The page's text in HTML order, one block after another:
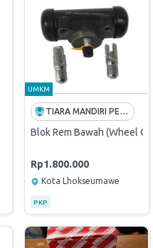
UMKM
TIARA MANDIRI PERKASA
Blok Rem Bawah (Wheel Cyl)
Rp1.800.000
Kota Lhokseumawe
PKP